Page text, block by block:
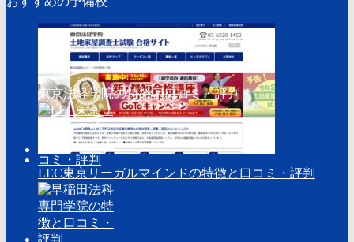
東京法経学院の特徴と口コミ・評判
LEC東京リーガルマインドの特徴と口コミ・評判